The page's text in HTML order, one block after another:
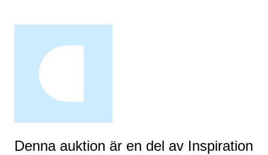
Denna auktion är en del av Inspiration